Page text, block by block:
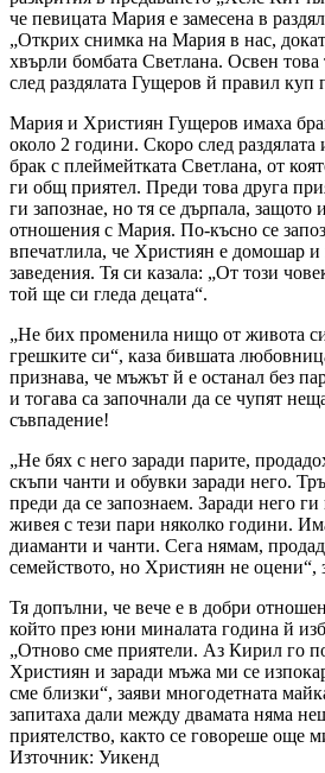
че певицата Мария е замесена в
„Открих снимка на Мария в нас,
хвърли бомбата Светлана. Освен това
след раздялата Гущеров й правил
Мария и Християн Гущеров имаха
около 2 години. Скоро след
брак с плеймейтката Светлана, от
ги общ приятел. Преди това друга
ги запознае, но тя се дърпала, защото
отношения с Мария. По-късно се
впечатлила, че Християн е домошар и
заведения. Тя си казала: „От този
той ще си гледа децата“.
„Не бих променила нищо от живота
грешките си“, каза бившата
признава, че мъжът й е останал без
и тогава са започнали да се чупят
съвпадение!
„Не бях с него заради парите,
скъпи чанти и обувки заради него.
преди да се запознаем. Заради него
живея с тези пари няколко години.
диаманти и чанти. Сега нямам,
семейството, но Християн не оцени“,
Тя допълни, че вече е в добри
който през юни миналата година й
„Отново сме приятели. Аз Кирил го
Християн и заради мъжа ми се
сме близки“, заяви многодетната
запитаха дали между двамата няма
приятелство, както се говореше още
Източник: Уикенд